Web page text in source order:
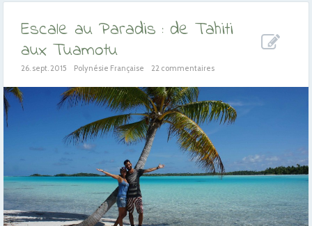
Escale au Paradis : de Tahiti
aux Tuamotu
26. sept. 2015 Polynésie Française 22 commentaires